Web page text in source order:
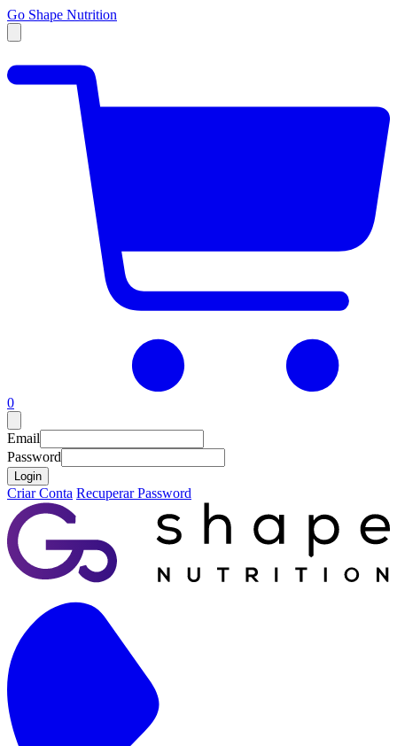
Go Shape Nutrition
0
Email
Password
Login
Criar Conta Recuperar Password